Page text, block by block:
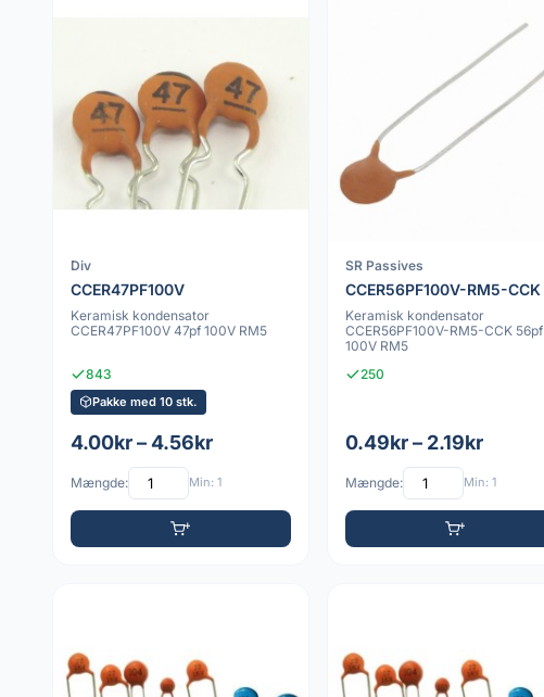
Div
CCER47PF100V
Keramisk kondensator
CCER47PF100V 47pf 100V RM5
843
Pakke med 10 stk.
4.00kr – 4.56kr
Mængde: Min: 1
SR Passives
CCER56PF100V-RM5-CCK
Keramisk kondensator
CCER56PF100V-RM5-CCK 56pf
100V RM5
250
0.49kr – 2.19kr
Mængde: Min: 1